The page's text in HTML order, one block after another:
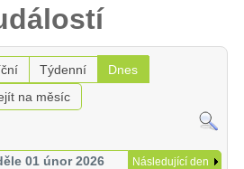
Týdenní
Dnes
na měsíc
01 únor 2026 Následující den